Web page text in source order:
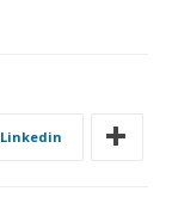
Linkedin